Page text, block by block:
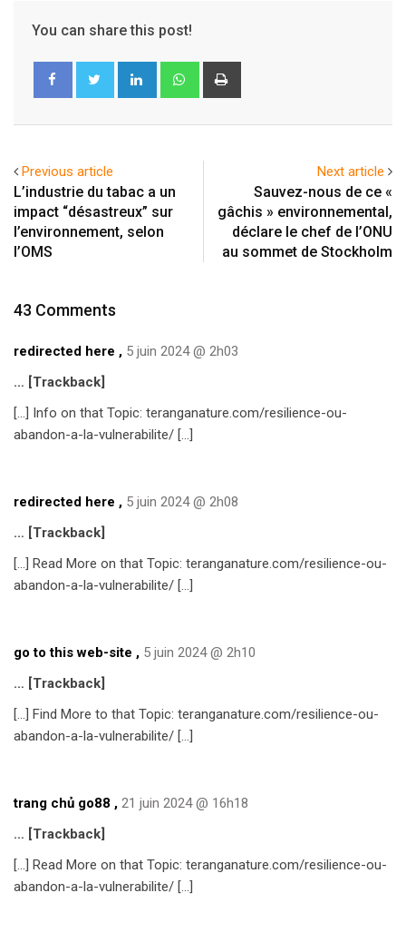
You can share this post!
LinkedIn Whatsapp
Previous article
L’industrie du tabac a un
impact “désastreux” sur
l’environnement, selon
l’OMS
Next article
Sauvez-nous de ce «
gâchis » environnemental,
déclare le chef de l’ONU
au sommet de Stockholm
43 Comments
redirected here , 5 juin 2024 @ 2h03
… [Trackback]
[…] Info on that Topic: teranganature.com/resilience-ou-
abandon-a-la-vulnerabilite/ […]
redirected here , 5 juin 2024 @ 2h08
… [Trackback]
[…] Read More on that Topic: teranganature.com/resilience-ou-
abandon-a-la-vulnerabilite/ […]
go to this web-site , 5 juin 2024 @ 2h10
… [Trackback]
[…] Find More to that Topic: teranganature.com/resilience-ou-
abandon-a-la-vulnerabilite/ […]
trang chủ go88 , 21 juin 2024 @ 16h18
… [Trackback]
[…] Read More on that Topic: teranganature.com/resilience-ou-
abandon-a-la-vulnerabilite/ […]